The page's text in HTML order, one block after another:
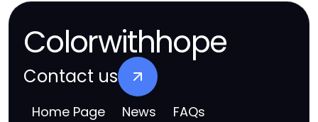
Colorwithhope
Contact us
Home Page News FAQs